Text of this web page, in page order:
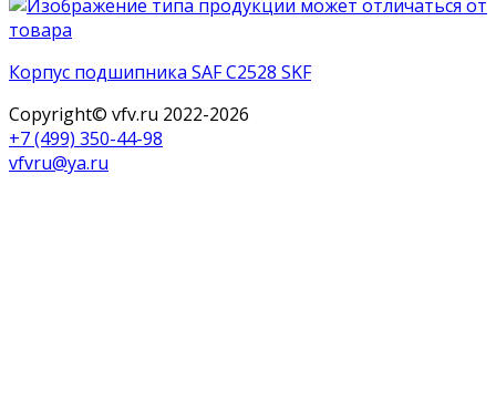
Корпус подшипника SAF C2528 SKF
Copyright© vfv.ru 2022-2026
+7 (499) 350-44-98
vfvru@ya.ru